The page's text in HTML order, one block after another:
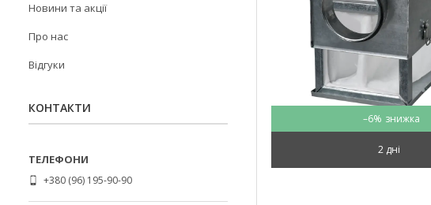
–6%
2 дні
Новини та акції
Про нас
Відгуки
КОНТАКТИ
+380 (96) 195-90-90